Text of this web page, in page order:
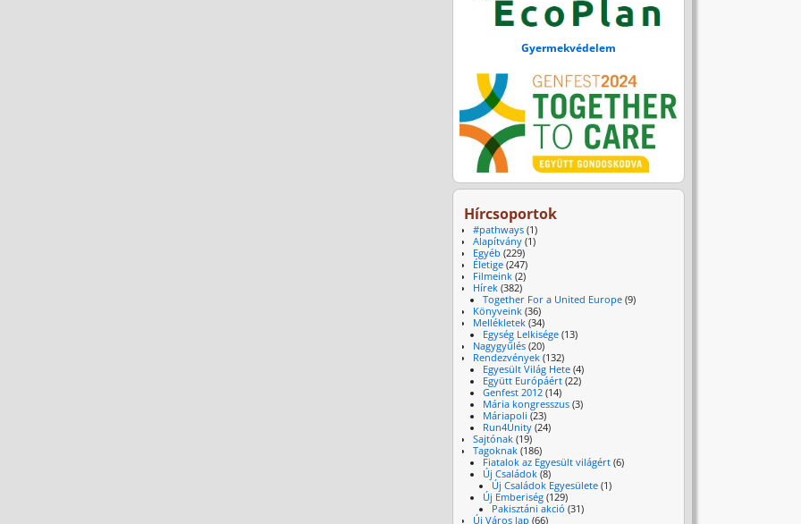
Gyermekvédelem
Hírcsoportok
#pathways (1)
Alapítvány (1)
Egyéb (229)
Életige (247)
Filmeink (2)
Hírek (382)
Together For a United Europe(9)
Könyveink (36)
Mellékletek (34)
Egység Lelkisége(13)
Nagygyűlés (20)
Rendezvények (132)
Egyesült Világ Hete(4)
Együtt Európáért(22)
Genfest 2012(14)
Mária kongresszus(3)
Máriapoli (23)
Run4Unity(24)
Sajtónak (19)
Tagoknak (186)
Fiatalok az Egyesült világért(6)
Új Családok(8)
Új Családok Egyesülete (1)
Új Emberiség(129)
Pakisztáni akció (31)
Új Város lap (66)